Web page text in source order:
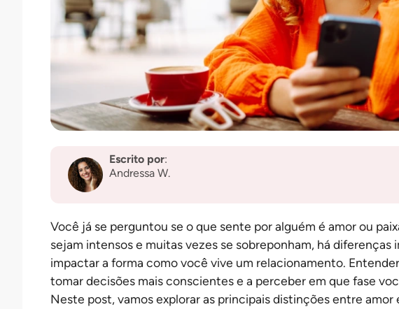
Escrito por:
Andressa W.
Você já se perguntou se o que sente por alguém é amor ou
sejam intensos e muitas vezes se sobreponham, há
impactar a forma como você vive um relacionamento.
tomar decisões mais conscientes e a perceber em que fase
Neste post, vamos explorar as principais distinções entre